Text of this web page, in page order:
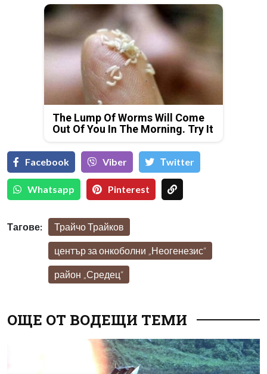
The Lump Of Worms Will Come
Out Of You In The Morning. Try It
Facebook Viber Тwitter
Whatsapp Pinterest
Тагове: Трайчо Трайков
център за онкоболни „Неогенезис“
район „Средец“
ОЩЕ ОТ ВОДЕЩИ ТЕМИ